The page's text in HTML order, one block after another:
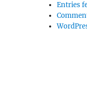
Entries